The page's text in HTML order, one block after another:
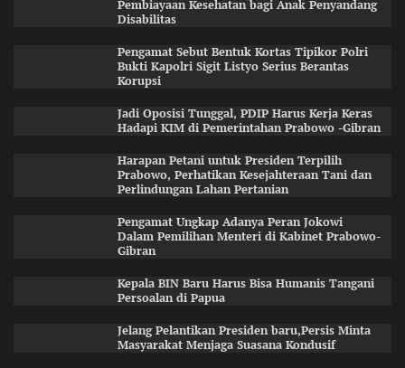
Pembiayaan Kesehatan bagi Anak Penyandang
Disabilitas
Pengamat Sebut Bentuk Kortas Tipikor Polri
Bukti Kapolri Sigit Listyo Serius Berantas
Korupsi
Jadi Oposisi Tunggal, PDIP Harus Kerja Keras
Hadapi KIM di Pemerintahan Prabowo -Gibran
Harapan Petani untuk Presiden Terpilih
Prabowo, Perhatikan Kesejahteraan Tani dan
Perlindungan Lahan Pertanian
Pengamat Ungkap Adanya Peran Jokowi
Dalam Pemilihan Menteri di Kabinet Prabowo-
Gibran
Kepala BIN Baru Harus Bisa Humanis Tangani
Persoalan di Papua
Jelang Pelantikan Presiden baru,Persis Minta
Masyarakat Menjaga Suasana Kondusif